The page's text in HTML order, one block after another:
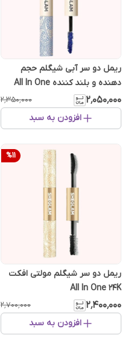
ریمل دو سر آبی شیگلم حجم
دهنده و بلند کننده All In One
۲٬۰۵۰٬۰۰۰ ۲٬۳۵۰٬۰۰۰
افزودن به سبد
%11
ریمل دو سر شیگلم مولتی افکت
All In One 24K
۲٬۴۰۰٬۰۰۰ ۲٬۷۰۰٬۰۰۰
افزودن به سبد